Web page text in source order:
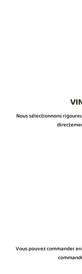
Nous sélectionnons
Vous pouvez commander